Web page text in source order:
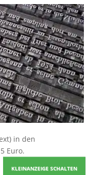
in den
Euro.
KLEINANZEIGE SCHALTEN